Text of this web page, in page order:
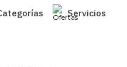
Servicios